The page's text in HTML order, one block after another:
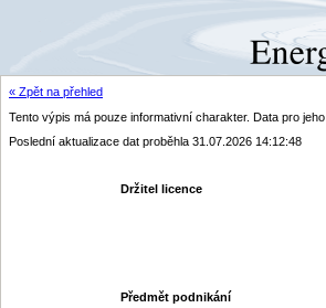
« Zpět na přehled
Tento výpis má pouze informativní charakter. Data pro
Poslední aktualizace dat proběhla 31.07.2026 14:12:48
Držitel licence
Předmět podnikání